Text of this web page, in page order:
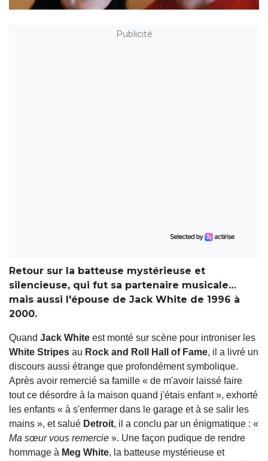
Publicité
Retour sur la batteuse mystérieuse et
silencieuse, qui fut sa partenaire musicale…
mais aussi l'épouse de Jack White de 1996 à
2000.
Quand Jack White est monté sur scène pour introniser les
White Stripes au Rock and Roll Hall of Fame, il a livré un
discours aussi étrange que profondément symbolique.
Après avoir remercié sa famille « de m'avoir laissé faire
tout ce désordre à la maison quand j'étais enfant », exhorté
les enfants « à s'enfermer dans le garage et à se salir les
mains », et salué Detroit, il a conclu par un énigmatique : «
Ma sœur vous remercie ». Une façon pudique de rendre
hommage à Meg White, la batteuse mystérieuse et